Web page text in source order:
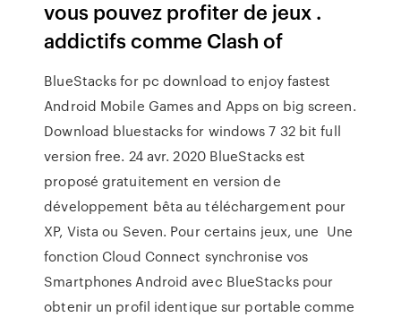
vous pouvez profiter de jeux .
addictifs comme Clash of
BlueStacks for pc download to enjoy fastest
Android Mobile Games and Apps on big screen.
Download bluestacks for windows 7 32 bit full
version free. 24 avr. 2020 BlueStacks est
proposé gratuitement en version de
développement bêta au téléchargement pour
XP, Vista ou Seven. Pour certains jeux, une Une
fonction Cloud Connect synchronise vos
Smartphones Android avec BlueStacks pour
obtenir un profil identique sur portable comme